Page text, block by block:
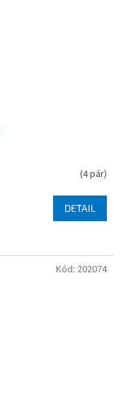
(4 pár)
DETAIL
Kód: 202074